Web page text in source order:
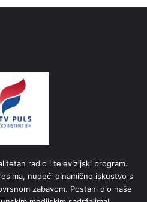
radio i televizijski program.
nudeći dinamično iskustvo s
zabavom. Postani dio naše